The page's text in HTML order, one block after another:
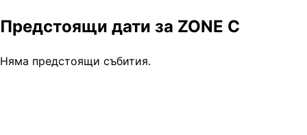
Предстоящи дати за ZONE C
Няма предстоящи събития.